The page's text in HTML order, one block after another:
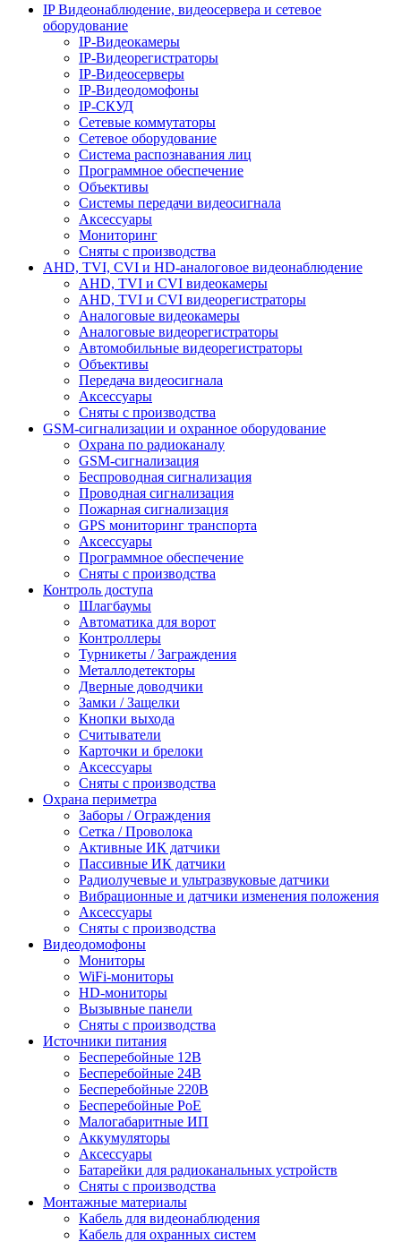
IP Видеонаблюдение, видеосервера и сетевое
оборудование
IP-Видеокамеры
IP-Видеорегистраторы
IP-Видеосерверы
IP-Видеодомофоны
IP-СКУД
Сетевые коммутаторы
Сетевое оборудование
Система распознавания лиц
Программное обеспечение
Объективы
Системы передачи видеосигнала
Аксессуары
Мониторинг
Сняты с производства
AHD, TVI, CVI и HD-аналоговое видеонаблюдение
AHD, TVI и CVI видеокамеры
AHD, TVI и CVI видеорегистраторы
Аналоговые видеокамеры
Аналоговые видеорегистраторы
Автомобильные видеорегистраторы
Объективы
Передача видеосигнала
Аксессуары
Сняты с производства
GSM-сигнализации и охранное оборудование
Охрана по радиоканалу
GSM-сигнализация
Беспроводная сигнализация
Проводная сигнализация
Пожарная сигнализация
GPS мониторинг транспорта
Аксессуары
Программное обеспечение
Сняты с производства
Контроль доступа
Шлагбаумы
Автоматика для ворот
Контроллеры
Турникеты / Заграждения
Металлодетекторы
Дверные доводчики
Замки / Защелки
Кнопки выхода
Считыватели
Карточки и брелоки
Аксессуары
Сняты с производства
Охрана периметра
Заборы / Ограждения
Сетка / Проволока
Активные ИК датчики
Пассивные ИК датчики
Радиолучевые и ультразвуковые датчики
Вибрационные и датчики изменения положения
Аксессуары
Сняты с производства
Видеодомофоны
Мониторы
WiFi-мониторы
HD-мониторы
Вызывные панели
Сняты с производства
Источники питания
Бесперебойные 12В
Бесперебойные 24В
Бесперебойные 220В
Бесперебойные PoE
Малогабаритные ИП
Аккумуляторы
Аксессуары
Батарейки для радиоканальных устройств
Сняты с производства
Монтажные материалы
Кабель для видеонаблюдения
Кабель для охранных систем